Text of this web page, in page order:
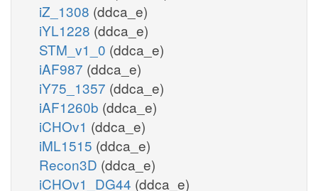
iZ_1308 (ddca_e)
iYL1228 (ddca_e)
STM_v1_0 (ddca_e)
iAF987 (ddca_e)
iY75_1357 (ddca_e)
iAF1260b (ddca_e)
iCHOv1 (ddca_e)
iML1515 (ddca_e)
Recon3D (ddca_e)
iCHOv1_DG44 (ddca_e)